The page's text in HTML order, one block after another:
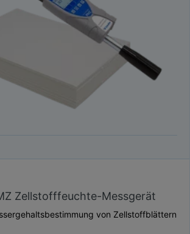
Zellstofffeuchte-Messgerät
von Zellstoffblättern